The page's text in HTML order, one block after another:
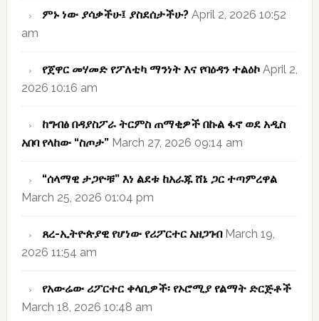
ምኑ ነው ያሳቃችሁ፤ ያስደሰታችሁ? April 2, 2026 10:52
am
የጀዋር መሃመድ የፖለቲካ ማንነት እና የባዕዳን ተልዕኮ April 2,
2026 10:16 am
ከግብፅ በዳያስፖራ ትርምስ ጠማቂዎች በኩል ፋኖ ወደ አዲስ
አበባ የላከው “ስጦታ” March 27, 2026 09:14 am
“ሰላማዊ ታጋዮቹ” እነ ልደቱ ከአራጁ ሸኔ ጋር ተጣምረዋል
March 25, 2026 01:04 pm
ጸረ-ኢትዮጵያዊ የሆነው የሪፖርተር አዘጋገብ March 19,
2026 11:54 am
የአውሬው ሪፖርተር ቀላቢዎች፡ የኦሮሚያ የልማት ድርጅቶች
March 18, 2026 10:48 am